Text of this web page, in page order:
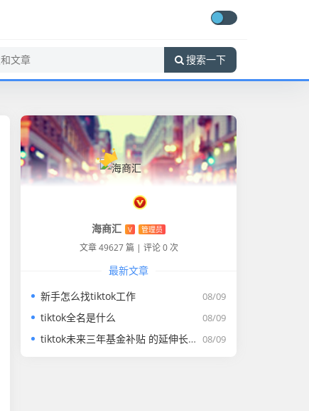
搜索一下
海商汇 V 管理员
文章 49627 篇 | 评论 0 次
最新文章
08/09
新手怎么找tiktok工作
08/09
tiktok全名是什么
08/09
tiktok未来三年基金补贴 的延伸长尾关键词有哪些